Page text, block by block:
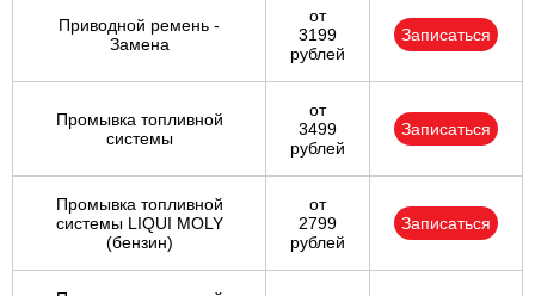
Приводной ремень -
Замена
от
3199
рублей
Записаться
Промывка топливной
системы
от
3499
рублей
Записаться
Промывка топливной
системы LIQUI MOLY
(бензин)
от
2799
рублей
Записаться